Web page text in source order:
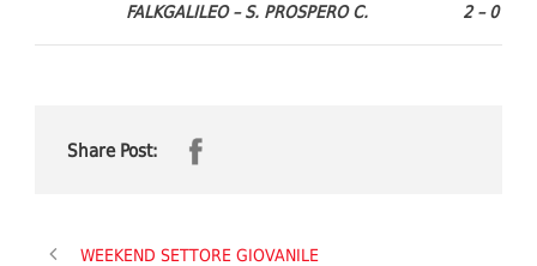
FALKGALILEO – S. PROSPERO C. 2 – 0
Share Post:
WEEKEND SETTORE GIOVANILE